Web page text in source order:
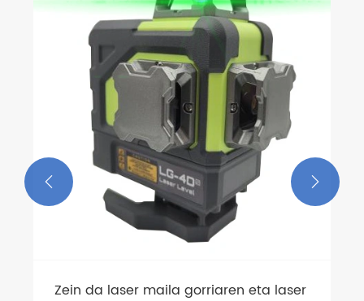
Zein da laser maila gorriaren eta laser
 